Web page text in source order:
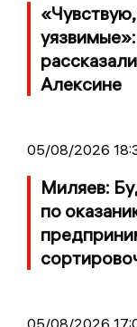
Алексине
05/08/2026
Миляев:
по
05/08/2026